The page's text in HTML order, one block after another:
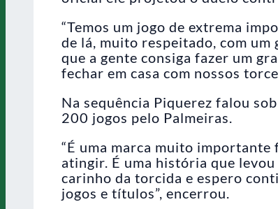
“Temos um jogo de extrema
de lá, muito respeitado, com
que a gente consiga fazer um
fechar em casa com nossos
Na sequência Piquerez falou
200 jogos pelo Palmeiras.
“É uma marca muito
atingir. É uma história que
carinho da torcida e espero
jogos e títulos”, encerrou.